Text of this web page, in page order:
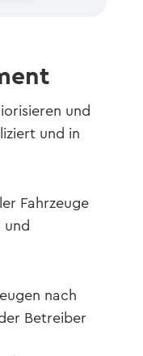
und
und in
Fahrzeuge
und
nach
Betreiber